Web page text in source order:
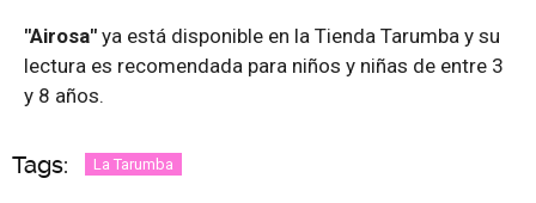
"Airosa" ya está disponible en la Tienda Tarumba y su
lectura es recomendada para niños y niñas de entre 3
y 8 años.
Tags: La Tarumba